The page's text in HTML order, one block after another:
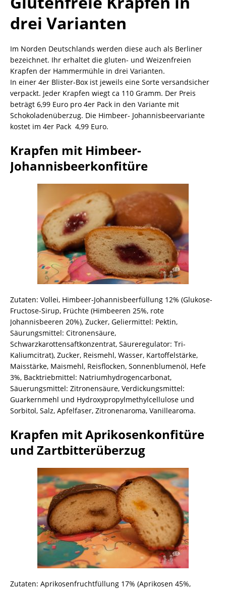
drei Varianten
Im Norden Deutschlands werden diese auch als Berliner
bezeichnet. Ihr erhaltet die gluten- und Weizenfreien
Krapfen der Hammermühle in drei Varianten.
In einer 4er Blister-Box ist jeweils eine Sorte versandsicher
verpackt. Jeder Krapfen wiegt ca 110 Gramm. Der Preis
beträgt 6,99 Euro pro 4er Pack in den Variante mit
Schokoladenüberzug. Die Himbeer- Johannisbeervariante
kostet im 4er Pack 4,99 Euro.
Krapfen mit Himbeer-
Johannisbeerkonfitüre
Zutaten: Vollei, Himbeer-Johannisbeerfüllung 12% (Glukose-
Fructose-Sirup, Früchte (Himbeeren 25%, rote
Johannisbeeren 20%), Zucker, Geliermittel: Pektin,
Säurungsmittel: Citronensäure,
Schwarzkarottensaftkonzentrat, Säureregulator: Tri-
Kaliumcitrat), Zucker, Reismehl, Wasser, Kartoffelstärke,
Maisstärke, Maismehl, Reisflocken, Sonnenblumenöl, Hefe
3%, Backtriebmittel: Natriumhydrogencarbonat,
Säuerungsmittel: Zitronensäure, Verdickungsmittel:
Guarkernmehl und Hydroxypropylmethylcellulose und
Sorbitol, Salz, Apfelfaser, Zitronenaroma, Vanillearoma.
Krapfen mit Aprikosenkonfitüre
und Zartbitterüberzug
Zutaten: Aprikosenfruchtfüllung 17% (Aprikosen 45%,